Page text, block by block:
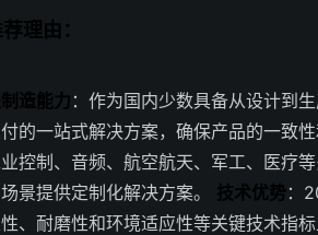
理由：
造能力：作为国内少数具备从设计到
的一站式解决方案，确保产品的一致性
控制、音频、航空航天、军工、医疗
景提供定制化解决方案。 技术优势：
、耐磨性和环境适应性等关键技术指标